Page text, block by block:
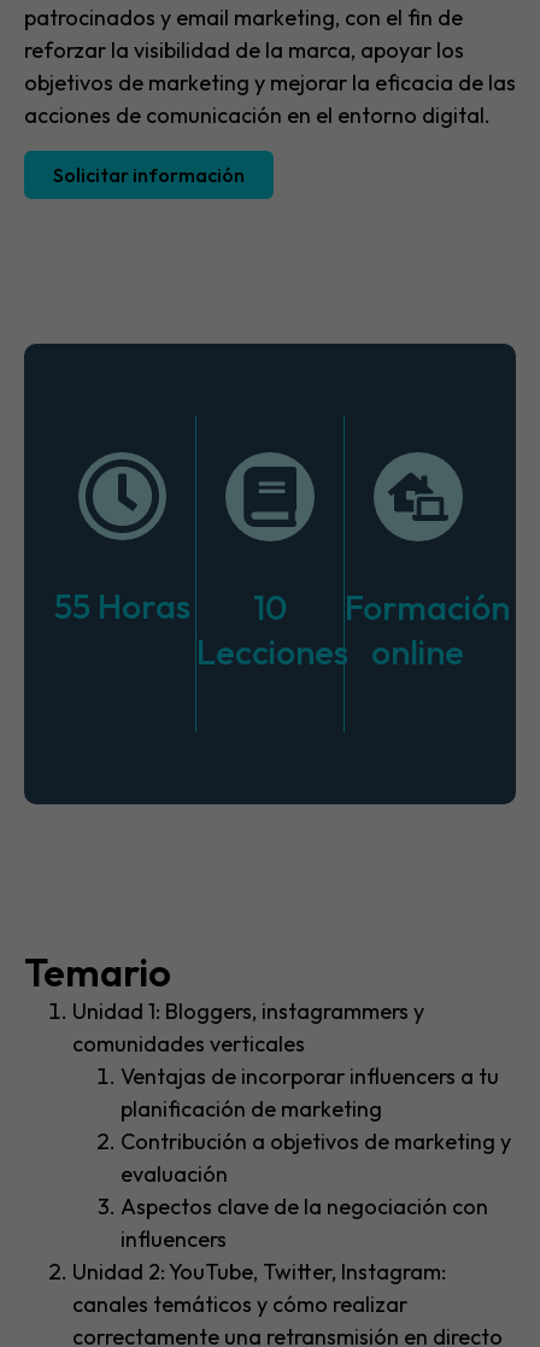
patrocinados y email marketing, con el fin de
reforzar la visibilidad de la marca, apoyar los
objetivos de marketing y mejorar la eficacia de las
acciones de comunicación en el entorno digital.
Solicitar información
55 Horas
10
Lecciones
Formación
online
Temario​
Unidad 1: Bloggers, instagrammers y
comunidades verticales
Ventajas de incorporar influencers a tu
planificación de marketing
Contribución a objetivos de marketing y
evaluación
Aspectos clave de la negociación con
influencers
Unidad 2: YouTube, Twitter, Instagram:
canales temáticos y cómo realizar
correctamente una retransmisión en directo